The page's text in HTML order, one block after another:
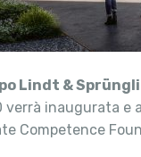
Lindt & Sprüngli
inaugurata e
Competence